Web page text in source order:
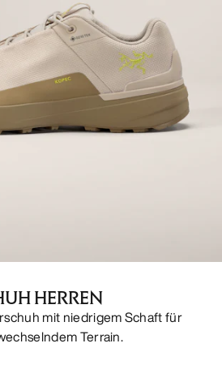
HERREN
mit niedrigem Schaft für
Terrain.